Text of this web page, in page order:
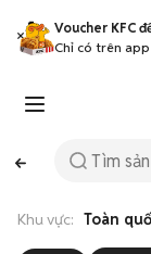
Voucher KFC
Chỉ có trên
Khu vực: Toàn